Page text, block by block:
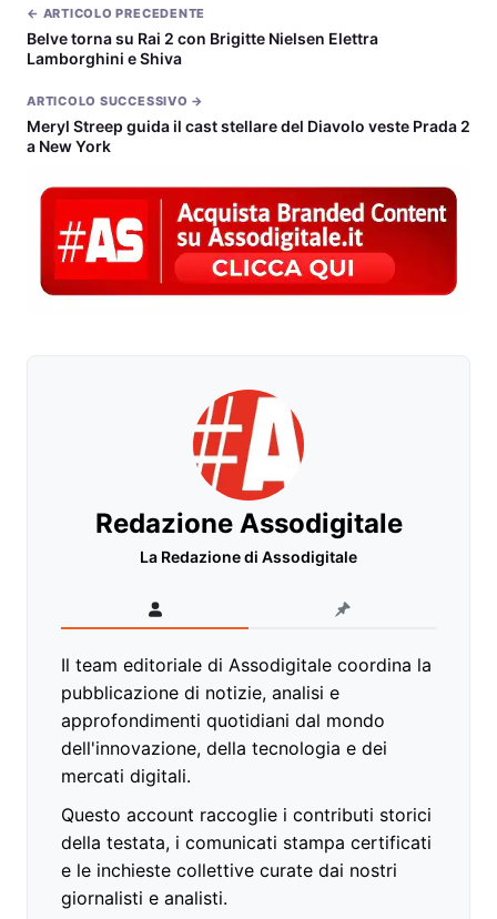
← ARTICOLO PRECEDENTE
Belve torna su Rai 2 con Brigitte Nielsen Elettra
Lamborghini e Shiva
ARTICOLO SUCCESSIVO →
Meryl Streep guida il cast stellare del Diavolo veste Prada 2
a New York
Redazione Assodigitale
La Redazione di Assodigitale
Il team editoriale di Assodigitale coordina la
pubblicazione di notizie, analisi e
approfondimenti quotidiani dal mondo
dell'innovazione, della tecnologia e dei
mercati digitali.
Questo account raccoglie i contributi storici
della testata, i comunicati stampa certificati
e le inchieste collettive curate dai nostri
giornalisti e analisti.